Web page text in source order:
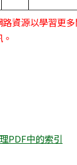
路資源以學習更
PDF中的索引